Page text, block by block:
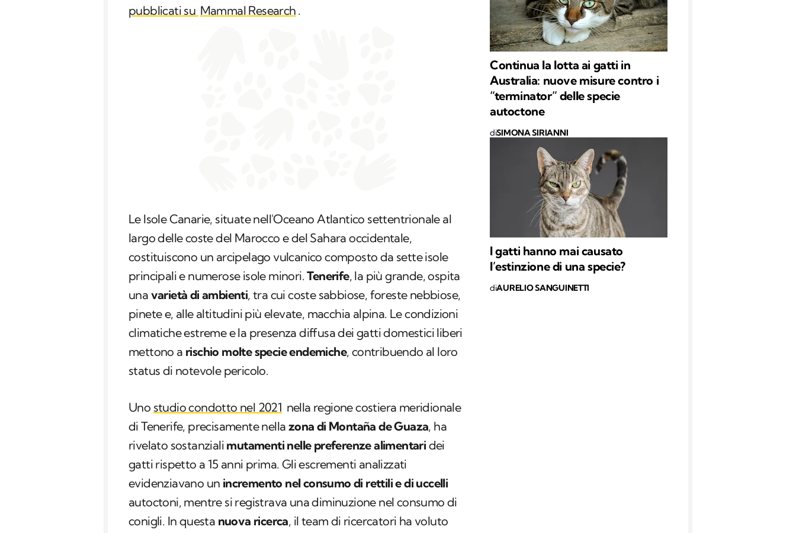
pubblicati su Mammal Research .
Le Isole Canarie, situate nell'Oceano Atlantico settentrionale al
largo delle coste del Marocco e del Sahara occidentale,
costituiscono un arcipelago vulcanico composto da sette isole
principali e numerose isole minori.Tenerife, la più grande, ospita
una varietà di ambienti, tra cui coste sabbiose, foreste nebbiose,
pinete e, alle altitudini più elevate, macchia alpina. Le condizioni
climatiche estreme e la presenza diffusa dei gatti domestici liberi
mettono a rischio molte specie endemiche, contribuendo al loro
status di notevole pericolo.
Uno studio condotto nel 2021 nella regione costiera meridionale
di Tenerife, precisamente nella zona di Montaña de Guaza, ha
rivelato sostanziali mutamenti nelle preferenze alimentari dei
gatti rispetto a 15 anni prima. Gli escrementi analizzati
evidenziavano un incremento nel consumo di rettili e di uccelli
autoctoni, mentre si registrava una diminuzione nel consumo di
conigli. In questa nuova ricerca, il team di ricercatori ha voluto
Continua la lotta ai gatti in
Australia: nuove misure contro i
“terminator” delle specie
autoctone
diSIMONA SIRIANNI
I gatti hanno mai causato
l’estinzione di una specie?
diAURELIO SANGUINETTI